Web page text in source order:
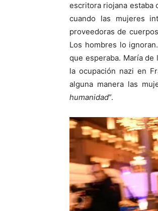
escritora riojana estaba
cuando las mujeres
proveedoras de
Los hombres lo
que esperaba. María
la ocupación nazi en
alguna manera las
humanidad”.